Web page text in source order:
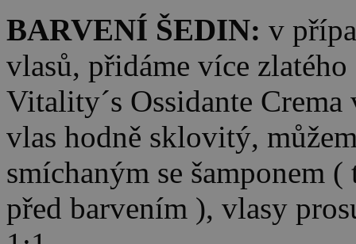
BARVENÍ ŠEDIN: v
vlasů, přidáme více
Vitality´s Ossidante
vlas hodně sklovitý,
smíchaným se šamponem
před barvením ), vlasy